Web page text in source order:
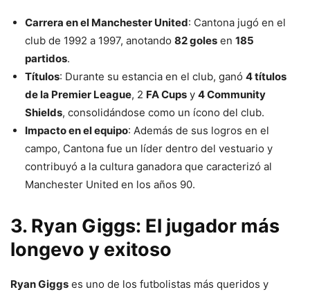
Carrera en el Manchester United: Cantona jugó en el
club de 1992 a 1997, anotando 82 goles en 185
partidos.
Títulos: Durante su estancia en el club, ganó 4 títulos
de la Premier League, 2 FA Cups y 4 Community
Shields, consolidándose como un ícono del club.
Impacto en el equipo: Además de sus logros en el
campo, Cantona fue un líder dentro del vestuario y
contribuyó a la cultura ganadora que caracterizó al
Manchester United en los años 90.
3. Ryan Giggs: El jugador más
longevo y exitoso
Ryan Giggs es uno de los futbolistas más queridos y